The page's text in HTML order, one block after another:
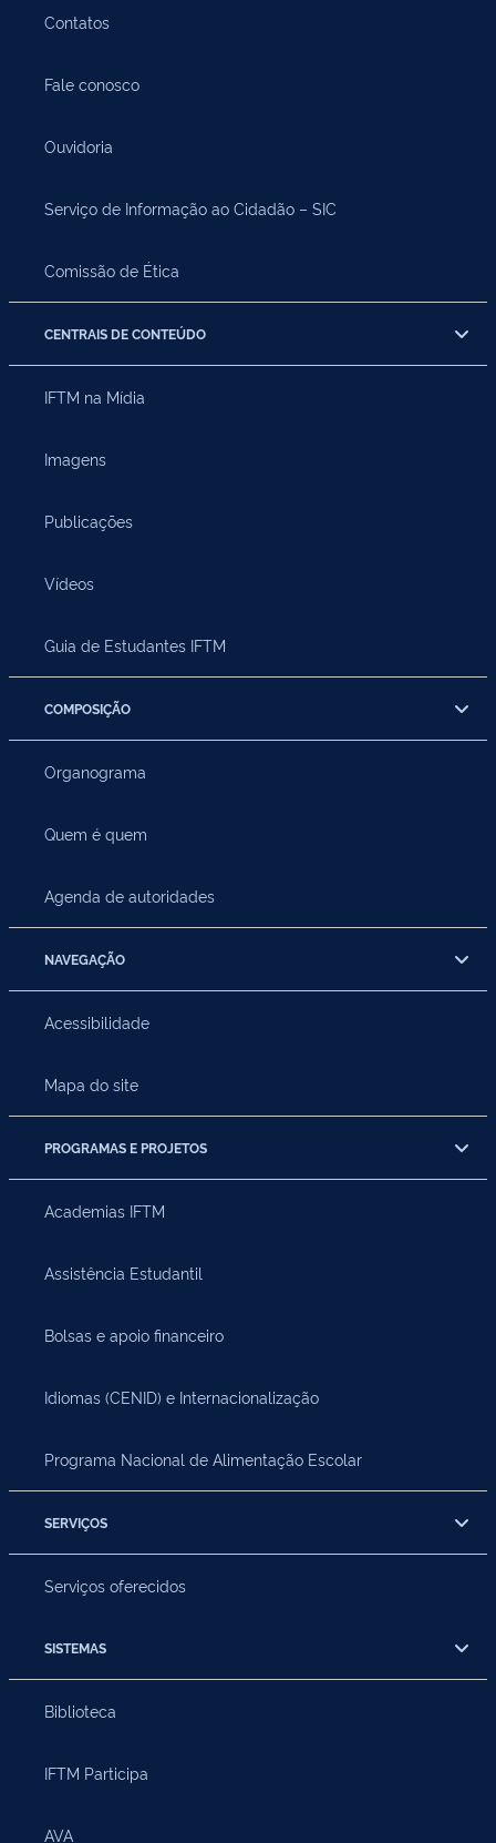
Contatos
Fale conosco
Ouvidoria
Serviço de Informação ao Cidadão – SIC
Comissão de Ética
CENTRAIS DE CONTEÚDO
IFTM na Mídia
Imagens
Publicações
Vídeos
Guia de Estudantes IFTM
COMPOSIÇÃO
Organograma
Quem é quem
Agenda de autoridades
NAVEGAÇÃO
Acessibilidade
Mapa do site
PROGRAMAS E PROJETOS
Academias IFTM
Assistência Estudantil
Bolsas e apoio financeiro
Idiomas (CENID) e Internacionalização
Programa Nacional de Alimentação Escolar
SERVIÇOS
Serviços oferecidos
SISTEMAS
Biblioteca
IFTM Participa
AVA